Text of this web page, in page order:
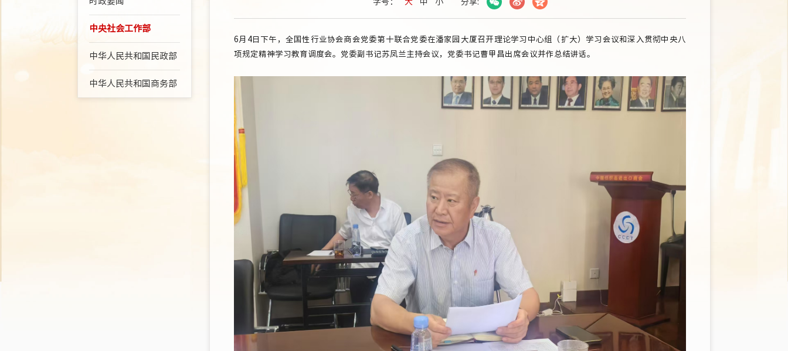
中央社会工作部
中华人民共和国民政部
中华人民共和国商务部
字号： 大 中 小 分享:
6月4日下午，全国性行业协会商会党委第十联合党委在潘家园大厦召开理论学习中心组（扩大）学习会议和深入贯彻中央八
项规定精神学习教育调度会。党委副书记苏凤兰主持会议，党委书记曹甲昌出席会议并作总结讲话。